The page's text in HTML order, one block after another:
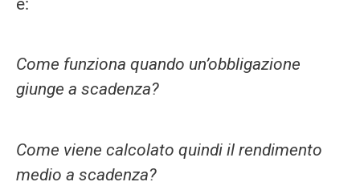
è:
Come funziona quando un’obbligazione
giunge a scadenza?
Come viene calcolato quindi il rendimento
medio a scadenza?